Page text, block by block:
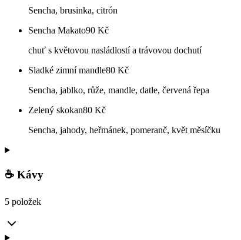
Sencha, brusinka, citrón
Sencha Makato90 Kč
chuť s květovou nasládlostí a trávovou dochutí
Sladké zimní mandle80 Kč
Sencha, jablko, růže, mandle, datle, červená řepa
Zelený skokan80 Kč
Sencha, jahody, heřmánek, pomeranč, květ měsíčku
☕ Kávy
5 položek